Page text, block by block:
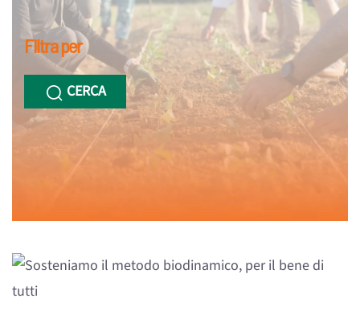
Filtra per
CERCA